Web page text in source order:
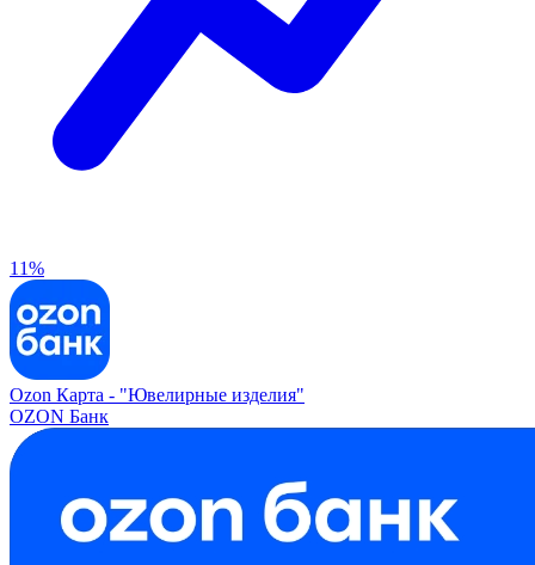
11%
Ozon Карта - "Ювелирные изделия"
OZON Банк